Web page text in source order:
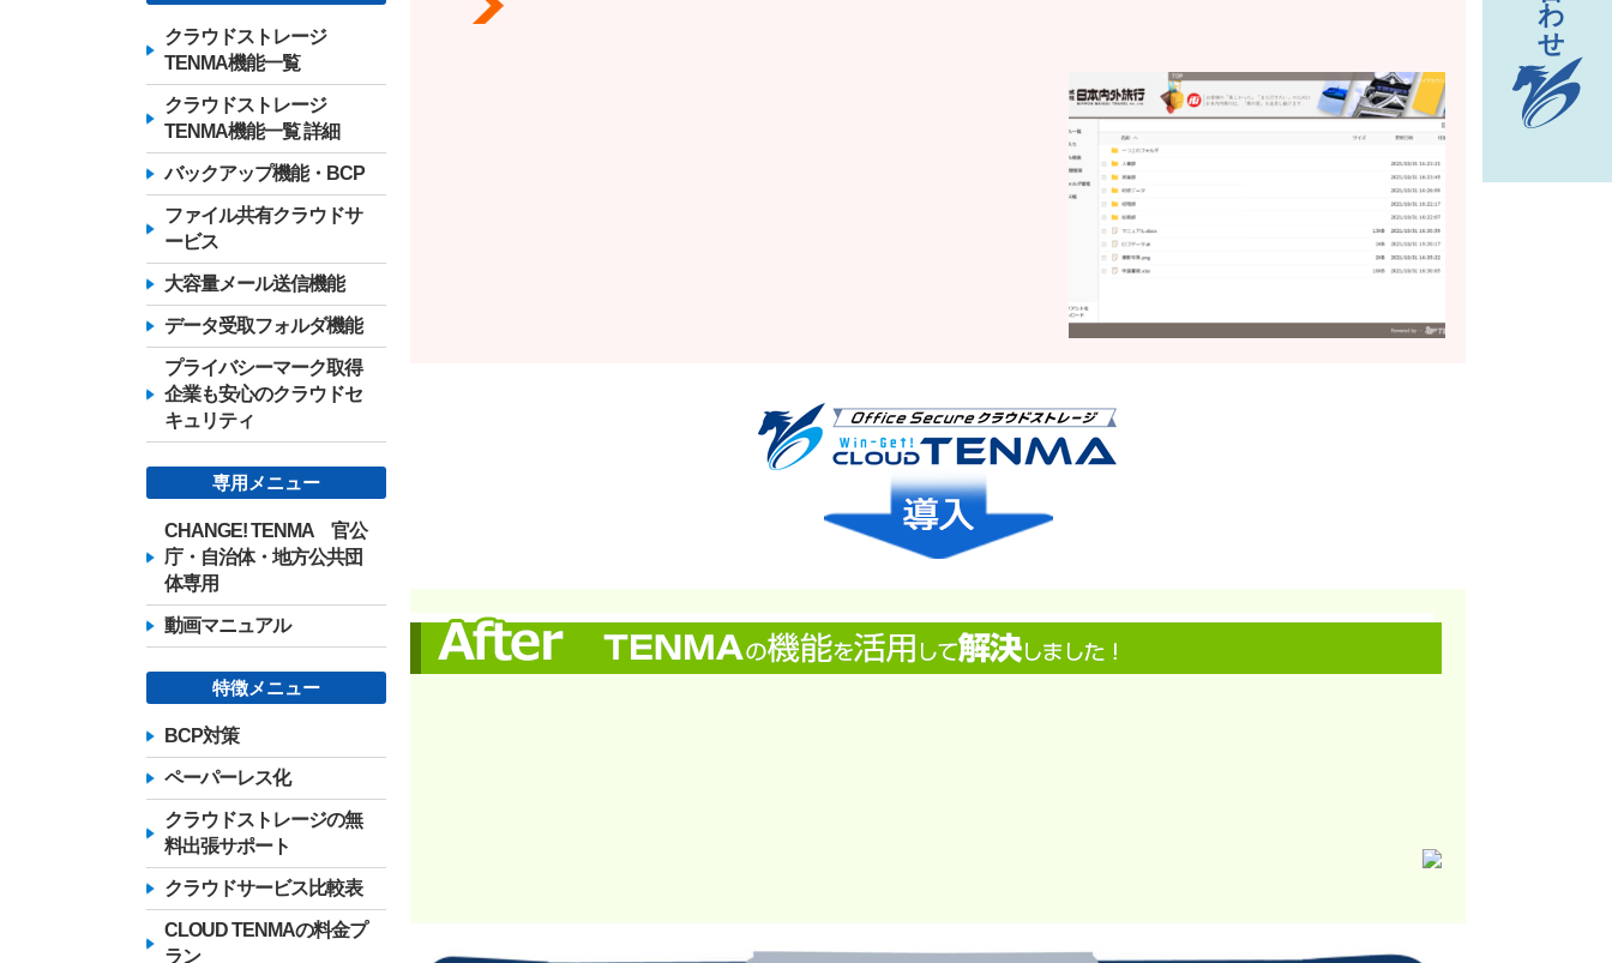
クラウドストレージ
TENMA機能一覧
クラウドストレージ
TENMA機能一覧 詳細
バックアップ機能・BCP
ファイル共有クラウドサ
ービス
大容量メール送信機能
データ受取フォルダ機能
プライバシーマーク取得
企業も安心のクラウドセ
キュリティ
専用メニュー
CHANGE! TENMA 官公
庁・自治体・地方公共団
体専用
動画マニュアル
特徴メニュー
BCP対策
ペーパーレス化
クラウドストレージの無
料出張サポート
クラウドサービス比較表
CLOUD TENMAの料金プ
ラン